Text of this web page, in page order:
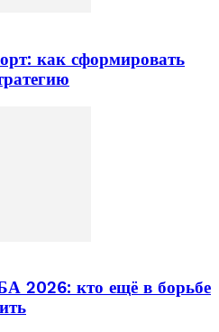
как сформировать
2026: кто ещё в борьбе